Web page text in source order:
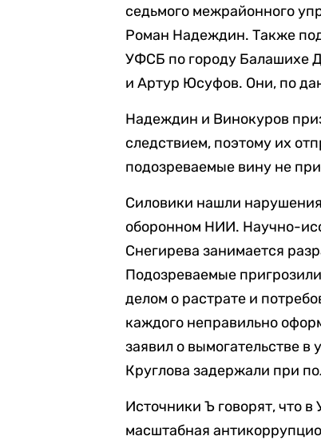
седьмого межрайонного
Роман Надеждин. Также
УФСБ по городу Балашихе
и Артур Юсуфов. Они, по
Надеждин и Винокуров
следствием, поэтому их
подозреваемые вину не
Силовики нашли
оборонном НИИ. Научно-
Снегирева занимается
Подозреваемые
делом о растрате и
каждого неправильно
заявил о вымогательстве
Круглова задержали при
Источники Ъ говорят, что
масштабная